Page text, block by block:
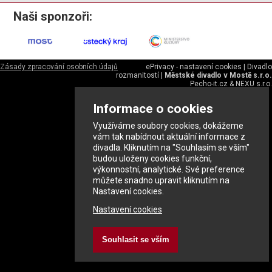
Informace o cookies
Využíváme soubory cookies, dokážeme
vám tak nabídnout aktuální informace z
divadla. Kliknutím na "Souhlasím se vším"
budou uloženy cookies funkční,
výkonnostní, analytické. Své preference
můžete snadno upravit kliknutím na
Nastavení cookies.
Nastavení cookies
Souhlasit se vším
Naši sponzoři:
Zásady zpracování osobních údajů ePrivacy - nastavení cookies
Divadlo
rozmanitostí
Městské divadlo v Mostě s.r.o.
Pecho-it.cz & NEXU s.r.o.